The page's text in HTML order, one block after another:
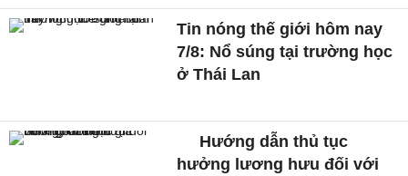
Tin nóng thế giới hôm nay
7/8: Nổ súng tại trường học
ở Thái Lan
Hướng dẫn thủ tục
hưởng lương hưu đối với